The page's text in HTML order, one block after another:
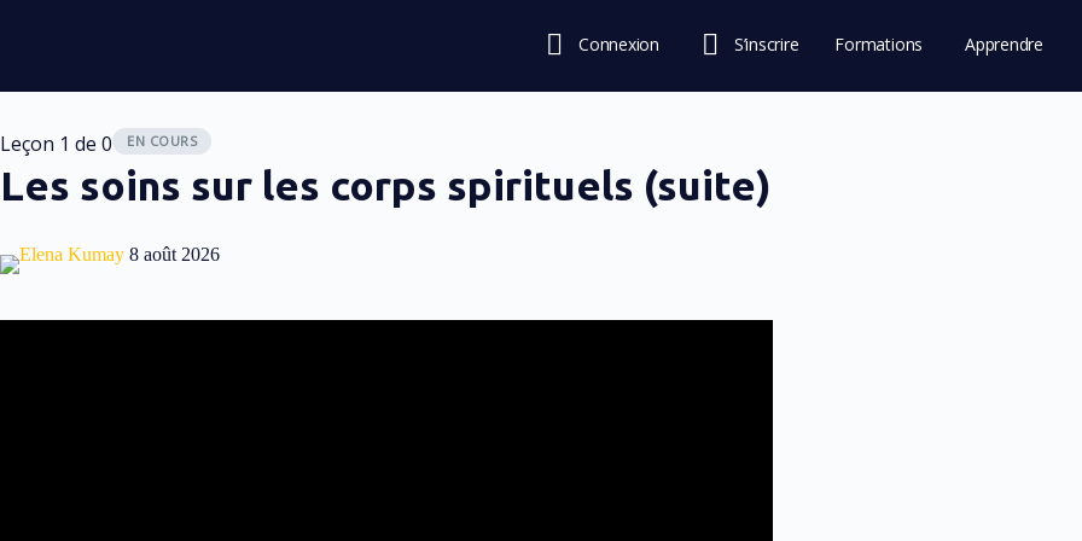
Connexion S’inscrire Formations Apprendre
Leçon 1 de 0 EN COURS
Les soins sur les corps spirituels (suite)
Elena Kumay 8 août 2026